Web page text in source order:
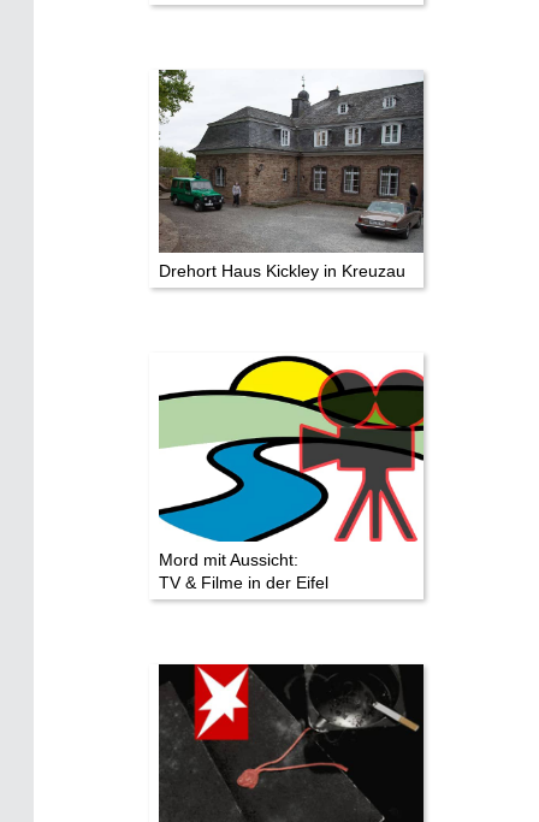
Drehort Haus Kickley in Kreuzau
Mord mit Aussicht:
TV & Filme in der Eifel